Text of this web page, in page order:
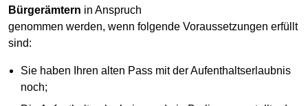
Bürgerämtern in Anspruch
genommen werden, wenn folgende Voraussetzungen erfüllt
sind:
Sie haben Ihren alten Pass mit der Aufenthaltserlaubnis
noch;